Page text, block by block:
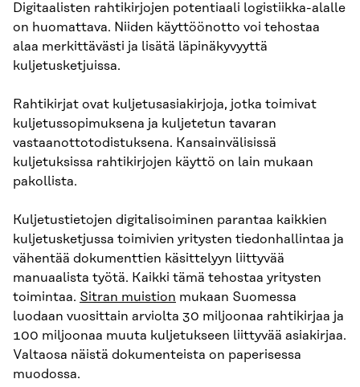
Digitaalisten rahtikirjojen potentiaali logistiikka-alalle
on huomattava. Niiden käyttöönotto voi tehostaa
alaa merkittävästi ja lisätä läpinäkyvyyttä
kuljetusketjuissa.
Rahtikirjat ovat kuljetusasiakirjoja, jotka toimivat
kuljetussopimuksena ja kuljetetun tavaran
vastaanottotodistuksena. Kansainvälisissä
kuljetuksissa rahtikirjojen käyttö on lain mukaan
pakollista.
Kuljetustietojen digitalisoiminen parantaa kaikkien
kuljetusketjussa toimivien yritysten tiedonhallintaa ja
vähentää dokumenttien käsittelyyn liittyvää
manuaalista työtä. Kaikki tämä tehostaa yritysten
toimintaa. Sitran muistion mukaan Suomessa
luodaan vuosittain arviolta 30 miljoonaa rahtikirjaa ja
100 miljoonaa muuta kuljetukseen liittyvää asiakirjaa.
Valtaosa näistä dokumenteista on paperisessa
muodossa.